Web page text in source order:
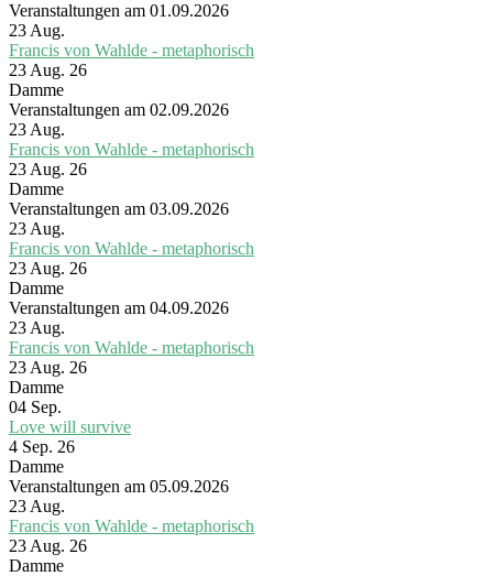
Veranstaltungen am 01.09.2026
23 Aug.
Francis von Wahlde - metaphorisch
23 Aug. 26
Damme
Veranstaltungen am 02.09.2026
23 Aug.
Francis von Wahlde - metaphorisch
23 Aug. 26
Damme
Veranstaltungen am 03.09.2026
23 Aug.
Francis von Wahlde - metaphorisch
23 Aug. 26
Damme
Veranstaltungen am 04.09.2026
23 Aug.
Francis von Wahlde - metaphorisch
23 Aug. 26
Damme
04 Sep.
Love will survive
4 Sep. 26
Damme
Veranstaltungen am 05.09.2026
23 Aug.
Francis von Wahlde - metaphorisch
23 Aug. 26
Damme